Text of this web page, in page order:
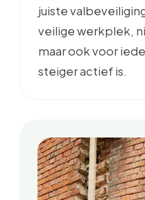
juiste
veilige werkplek,
maar ook voor
steiger actief is.